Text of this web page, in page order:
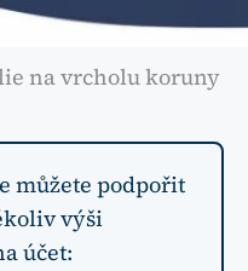
na vrcholu koruny
můžete podpořit
výši
účet: